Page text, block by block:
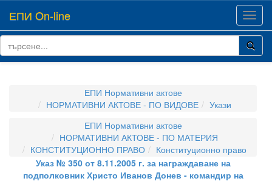
ЕПИ On-line
ЕПИ Нормативни актове
НОРМАТИВНИ АКТОВЕ - ПО ВИДОВЕ
Укази
ЕПИ Нормативни актове
НОРМАТИВНИ АКТОВЕ - ПО МАТЕРИЯ
КОНСТИТУЦИОННО ПРАВО
Конституционно право
Указ № 350 от 8.11.2005 г. за награждаване на
подполковник Христо Иванов Донев - командир на